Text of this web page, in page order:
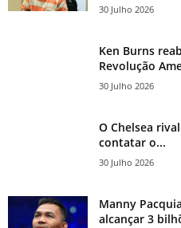
30 Julho 2026
Ken Burns
Revolução
30 Julho 2026
O Chelsea
contatar o...
30 Julho 2026
Manny
alcançar 3